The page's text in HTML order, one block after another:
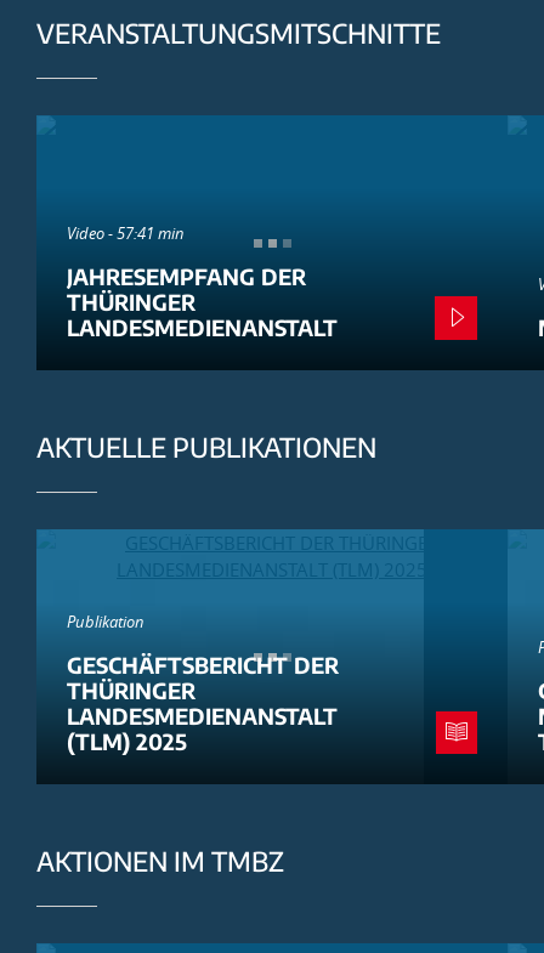
VERANSTALTUNGSMITSCHNITTE
Video - 57:41 min
JAHRESEMPFANG DER
THÜRINGER
LANDESMEDIENANSTALT
AKTUELLE PUBLIKATIONEN
Publikation
GESCHÄFTSBERICHT DER
THÜRINGER
LANDESMEDIENANSTALT
(TLM) 2025
AKTIONEN IM TMBZ